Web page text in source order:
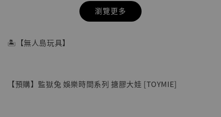
瀏覽更多
🏝【無人島玩具】
【預購】監獄兔 娛樂時間系列 搪膠大娃 [TOYMIE]